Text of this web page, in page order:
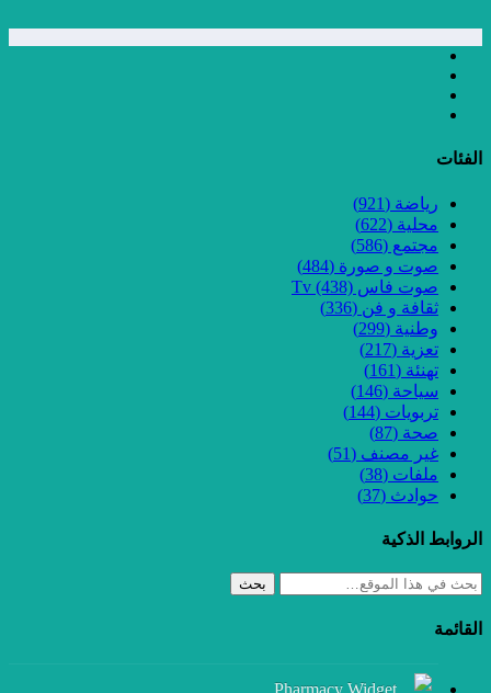
الفئات
رياضة (921)
محلية (622)
مجتمع (586)
صوت و صورة (484)
صوت فاس Tv (438)
ثقافة و فن (336)
وطنية (299)
تعزية (217)
تهنئة (161)
سياحة (146)
تربويات (144)
صحة (87)
غير مصنف (51)
ملفات (38)
حوادث (37)
الروابط الذكية
بحث
القائمة
Pharmacy Widget